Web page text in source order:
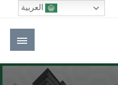
في العالم العربي
العربية